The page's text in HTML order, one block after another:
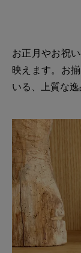
お正月やお祝
映えます。お
いる、上質な逸